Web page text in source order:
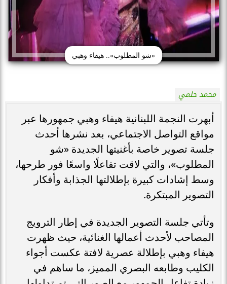
«شو المطلوب».. هيفاء وهبي
محمد حلمي
أبهرت النجمة اللبنانية هيفاء وهبي جمهورها عبر
مواقع التواصل الاجتماعي، بعد نشرها أحدث
جلسة تصوير خاصة بأغنيتها الجديدة «شو
المطلوب»، والتي لاقت تفاعلًا واسعًا فور طرحها،
وسط إشادات كبيرة بإطلالتها الجذابة وأفكار
التصوير المبتكرة.
وتأتي جلسة التصوير الجديدة في إطار الترويج
المصاحب لأحدث أعمالها الغنائية، حيث ظهرت
هيفاء وهبي بإطلالة عصرية لافتة عكست أجواء
الكليب وطابعه البصري المميز، ما ساهم في